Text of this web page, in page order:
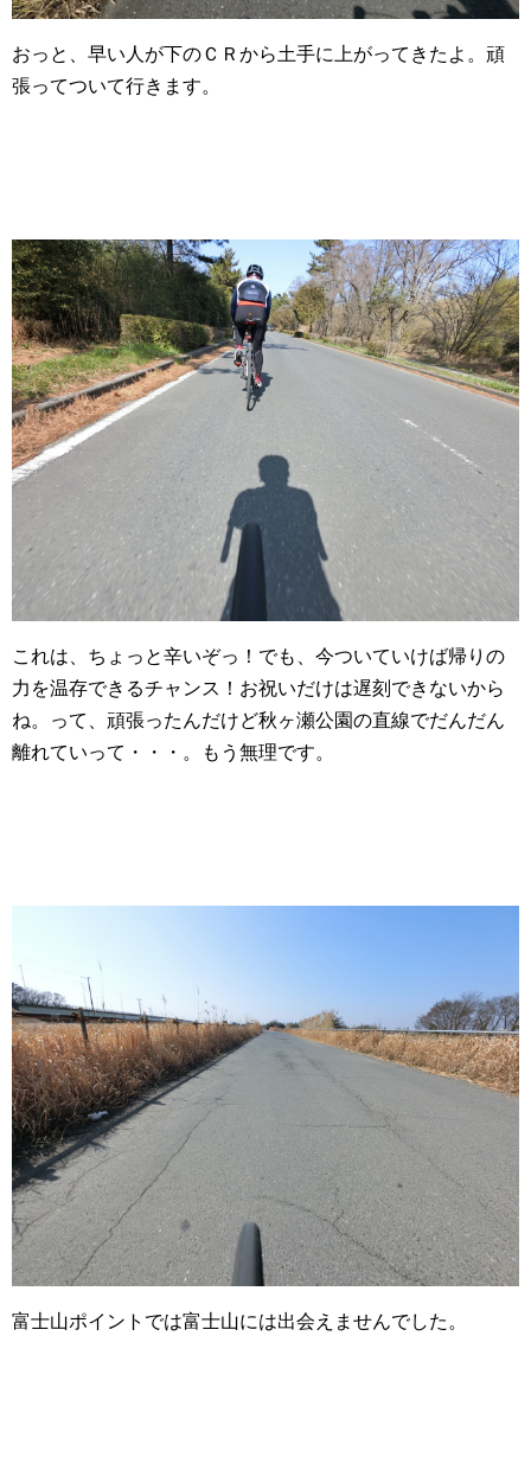
おっと、早い人が下のＣＲから土手に上がってきたよ。頑
張ってついて行きます。
これは、ちょっと辛いぞっ！でも、今ついていけば帰りの
力を温存できるチャンス！お祝いだけは遅刻できないから
ね。って、頑張ったんだけど秋ヶ瀬公園の直線でだんだん
離れていって・・・。もう無理です。
富士山ポイントでは富士山には出会えませんでした。